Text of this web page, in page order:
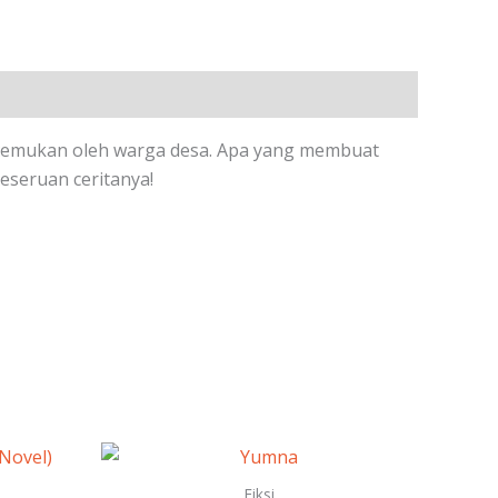
oleh warga desa. Apa yang membuat
ceritanya!